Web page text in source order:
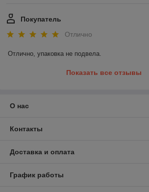
Покупатель
Отлично
Отлично, упаковка не подвела.
Показать все отзывы
О нас
Контакты
Доставка и оплата
График работы